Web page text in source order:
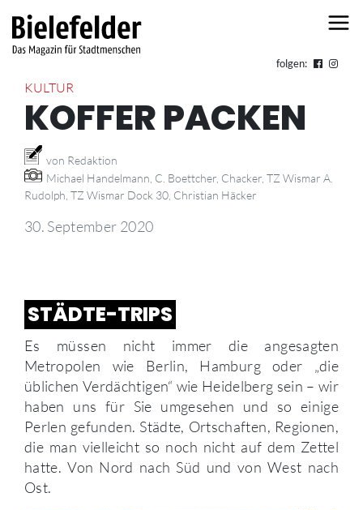
folgen:
KULTUR
KOFFER PACKEN
von Redaktion
Michael Handelmann, C. Boettcher, Chacker, TZ Wismar A.
Rudolph, TZ Wismar Dock 30, Christian Häcker
30. September 2020
STÄDTE-TRIPS
Es müssen nicht immer die angesagten
Metropolen wie Berlin, Hamburg oder „die
üblichen Verdächtigen“ wie Heidelberg sein – wir
haben uns für Sie umgesehen und so einige
Perlen gefunden. Städte, Ortschaften, Regionen,
die man vielleicht so noch nicht auf dem Zettel
hatte. Von Nord nach Süd und von West nach
Ost.